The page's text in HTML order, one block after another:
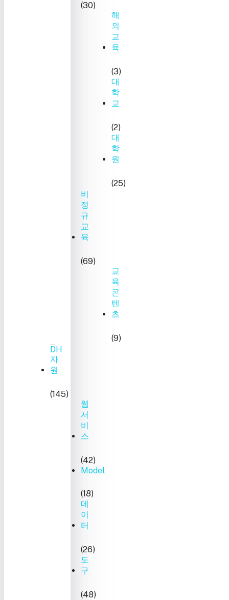
(30)
해
외
교
육
(3)
대
학
교
(2)
대
학
원
(25)
비
정
규
교
육
(69)
교
육
콘
텐
츠
(9)
DH
자
원
(145)
웹
서
비
스
(42)
Model
(18)
데
이
터
(26)
도
구
(48)